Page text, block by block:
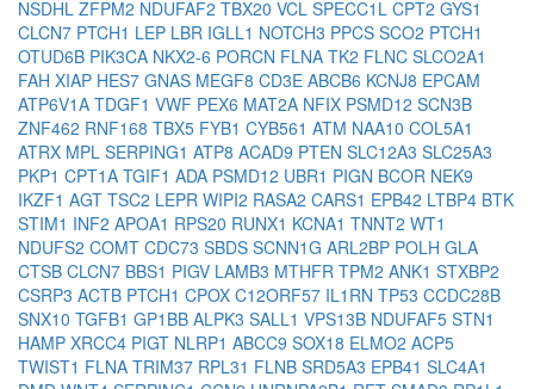
NSDHL ZFPM2 NDUFAF2 TBX20 VCL SPECC1L CPT2 GYS1
CLCN7 PTCH1 LEP LBR IGLL1 NOTCH3 PPCS SCO2 PTCH1
OTUD6B PIK3CA NKX2-6 PORCN FLNA TK2 FLNC SLCO2A1
FAH XIAP HES7 GNAS MEGF8 CD3E ABCB6 KCNJ8 EPCAM
ATP6V1A TDGF1 VWF PEX6 MAT2A NFIX PSMD12 SCN3B
ZNF462 RNF168 TBX5 FYB1 CYB561 ATM NAA10 COL5A1
ATRX MPL SERPING1 ATP8 ACAD9 PTEN SLC12A3 SLC25A3
PKP1 CPT1A TGIF1 ADA PSMD12 UBR1 PIGN BCOR NEK9
IKZF1 AGT TSC2 LEPR WIPI2 RASA2 CARS1 EPB42 LTBP4 BTK
STIM1 INF2 APOA1 RPS20 RUNX1 KCNA1 TNNT2 WT1
NDUFS2 COMT CDC73 SBDS SCNN1G ARL2BP POLH GLA
CTSB CLCN7 BBS1 PIGV LAMB3 MTHFR TPM2 ANK1 STXBP2
CSRP3 ACTB PTCH1 CPOX C12ORF57 IL1RN TP53 CCDC28B
SNX10 TGFB1 GP1BB ALPK3 SALL1 VPS13B NDUFAF5 STN1
HAMP XRCC4 PIGT NLRP1 ABCC9 SOX18 ELMO2 ACP5
TWIST1 FLNA TRIM37 RPL31 FLNB SRD5A3 EPB41 SLC4A1